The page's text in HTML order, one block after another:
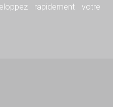
rapidement votre